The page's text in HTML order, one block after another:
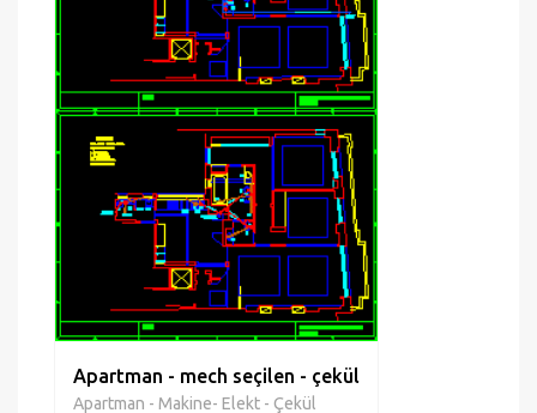
Apartman - mech seçilen - çekül
Apartman - Makine- Elekt - Çekül